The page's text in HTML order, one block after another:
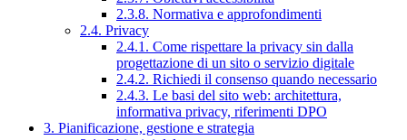
2.3.8. Normativa e approfondimenti
2.4. Privacy
2.4.1. Come rispettare la privacy sin dalla
progettazione di un sito o servizio digitale
2.4.2. Richiedi il consenso quando necessario
2.4.3. Le basi del sito web: architettura,
informativa privacy, riferimenti DPO
3. Pianificazione, gestione e strategia